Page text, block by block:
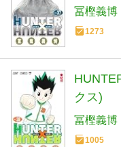
冨樫義博
1273
クス)
冨樫義博
1005